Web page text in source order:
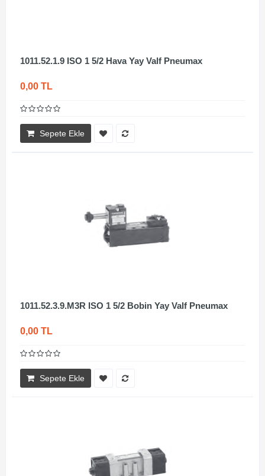
1011.52.1.9 ISO 1 5/2 Hava Yay Valf Pneumax
0,00 TL
Sepete Ekle
1011.52.3.9.M3R ISO 1 5/2 Bobin Yay Valf Pneumax
0,00 TL
Sepete Ekle